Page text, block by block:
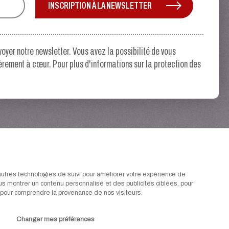
technologies de suivi pour améliorer votre expérience de
montrer un contenu personnalisé et des publicités ciblées, pour
comprendre la provenance de nos visiteurs.
Changer mes préférences
INSCRIPTION À LA NEWSLETTER
notre newsletter. Vous avez la possibilité de vous
à cœur. Pour plus d'informations sur la protection des